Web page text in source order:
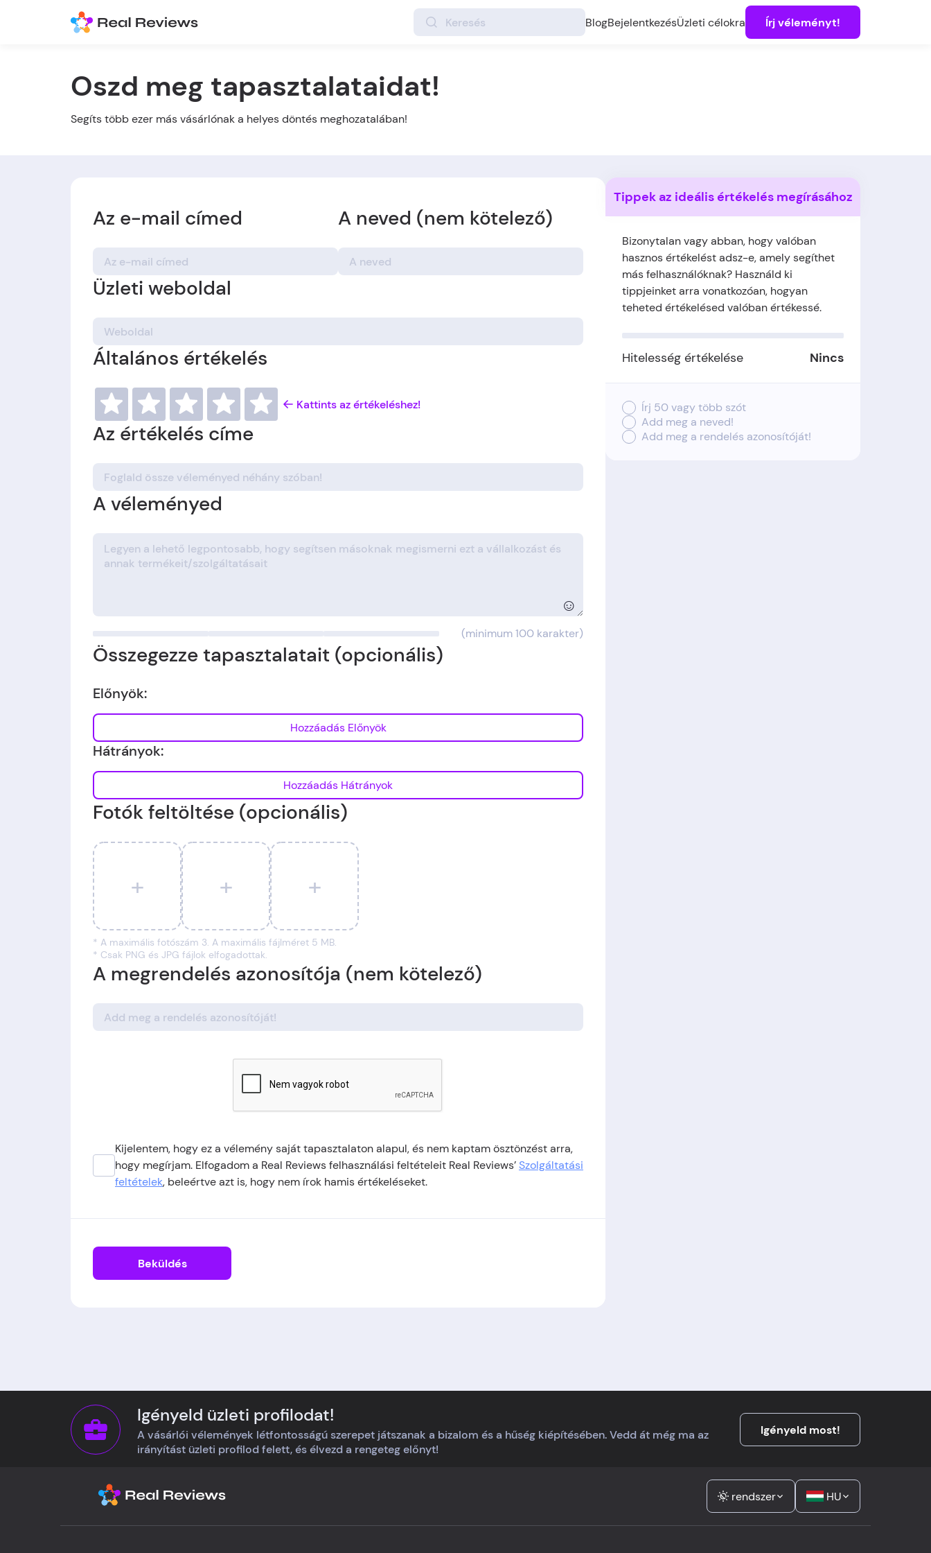
BlogBejelentkezésÜzleti célokra Írj véleményt!
Oszd meg tapasztalataidat!
Segíts több ezer más vásárlónak a helyes döntés meghozatalában!
Az e-mail címed A neved (nem kötelező)
Üzleti weboldal
Általános értékelés
Kattints az értékeléshez!
Az értékelés címe
A véleményed
☺
(minimum 100 karakter)
Összegezze tapasztalatait (opcionális)
Előnyök:
Hozzáadás Előnyök
Hátrányok:
Hozzáadás Hátrányok
Fotók feltöltése (opcionális)
+ + +
* A maximális fotószám 3. A maximális fájlméret 5 MB.
* Csak PNG és JPG fájlok elfogadottak.
A megrendelés azonosítója (nem kötelező)
Kijelentem, hogy ez a vélemény saját tapasztalaton alapul, és nem kaptam ösztönzést arra,
hogy megírjam. Elfogadom a Real Reviews felhasználási feltételeit Real Reviews’ Szolgáltatási
feltételek, beleértve azt is, hogy nem írok hamis értékeléseket.
Beküldés
Tippek az ideális értékelés megírásához
Bizonytalan vagy abban, hogy valóban
hasznos értékelést adsz-e, amely segíthet
más felhasználóknak? Használd ki
tippjeinket arra vonatkozóan, hogyan
teheted értékelésed valóban értékessé.
Hitelesség értékelése Nincs
Írj 50 vagy több szót
Add meg a neved!
Add meg a rendelés azonosítóját!
Igényeld üzleti profilodat!
A vásárlói vélemények létfontosságú szerepet játszanak a bizalom és a hűség kiépítésében. Vedd át még ma az
irányítást üzleti profilod felett, és élvezd a rengeteg előnyt!
Igényeld most!
rendszer HU